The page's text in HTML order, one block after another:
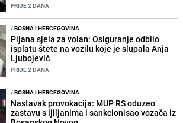
PRIJE 2 DANA
/BOSNA I HERCEGOVINA
Pijana sjela za volan: Osiguranje odbilo
isplatu štete na vozilu koje je slupala Anja
Ljubojević
PRIJE 2 DANA
/BOSNA I HERCEGOVINA
Nastavak provokacija: MUP RS oduzeo
zastavu s ljiljanima i sankcionisao vozača iz